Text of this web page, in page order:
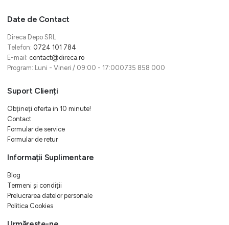
Date de Contact
Direca Depo SRL
Telefon: 0724 101 784
E-mail: contact@direca.ro
Program: Luni - Vineri / 09:00 - 17:000735 858 000
Suport Clienți
Obțineți oferta in 10 minute!
Contact
Formular de service
Formular de retur
Informații Suplimentare
Blog
Termeni și condiții
Prelucrarea datelor personale
Politica Cookies